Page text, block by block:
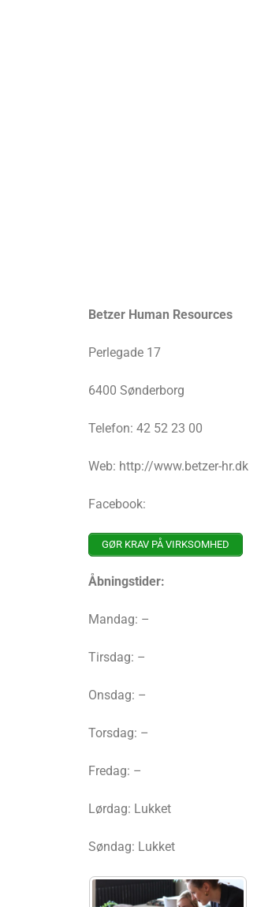
Betzer Human Resources
Perlegade 17
6400 Sønderborg
Telefon: 42 52 23 00
Web: http://www.betzer-hr.dk
Facebook:
GØR KRAV PÅ VIRKSOMHED
Åbningstider:
Mandag: –
Tirsdag: –
Onsdag: –
Torsdag: –
Fredag: –
Lørdag: Lukket
Søndag: Lukket